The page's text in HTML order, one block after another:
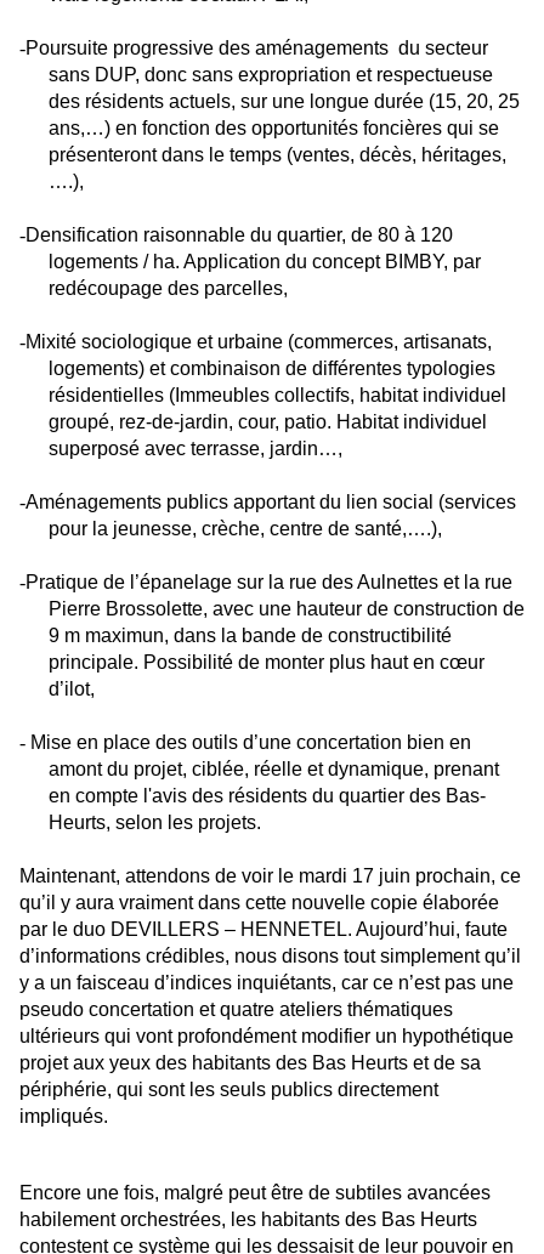
-Poursuite progressive des aménagements du secteur
sans DUP, donc sans expropriation et respectueuse
des résidents actuels, sur une longue durée (15, 20, 25
ans,…) en fonction des opportunités foncières qui se
présenteront dans le temps (ventes, décès, héritages,
….),
-Densification raisonnable du quartier, de 80 à 120
logements / ha. Application du concept BIMBY, par
redécoupage des parcelles,
-Mixité sociologique et urbaine (commerces, artisanats,
logements) et combinaison de différentes typologies
résidentielles (Immeubles collectifs, habitat individuel
groupé, rez-de-jardin, cour, patio. Habitat individuel
superposé avec terrasse, jardin…,
-Aménagements publics apportant du lien social (services
pour la jeunesse, crèche, centre de santé,….),
-Pratique de l’épanelage sur la rue des Aulnettes et la rue
Pierre Brossolette, avec une hauteur de construction de
9 m maximun, dans la bande de constructibilité
principale. Possibilité de monter plus haut en cœur
d’ilot,
- Mise en place des outils d’une concertation bien en
amont du projet, ciblée, réelle et dynamique, prenant
en compte l'avis des résidents du quartier des Bas-
Heurts, selon les projets.
Maintenant, attendons de voir le mardi 17 juin prochain, ce
qu’il y aura vraiment dans cette nouvelle copie élaborée
par le duo DEVILLERS – HENNETEL. Aujourd’hui, faute
d’informations crédibles, nous disons tout simplement qu’il
y a un faisceau d’indices inquiétants, car ce n’est pas une
pseudo concertation et quatre ateliers thématiques
ultérieurs qui vont profondément modifier un hypothétique
projet aux yeux des habitants des Bas Heurts et de sa
périphérie, qui sont les seuls publics directement
impliqués.
Encore une fois, malgré peut être de subtiles avancées
habilement orchestrées, les habitants des Bas Heurts
contestent ce système qui les dessaisit de leur pouvoir en